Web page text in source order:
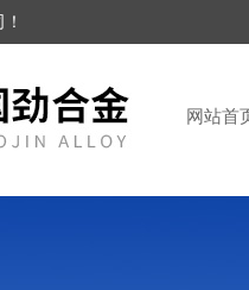
网站首